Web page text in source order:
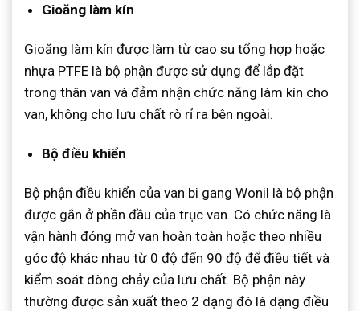
Gioăng làm kín
Gioăng làm kín được làm từ cao su tổng hợp hoặc
nhựa PTFE là bộ phận được sử dụng để lắp đặt
trong thân van và đảm nhận chức năng làm kín cho
van, không cho lưu chất rò rỉ ra bên ngoài.
Bộ điều khiển
Bộ phận điều khiển của van bi gang Wonil là bộ phận
được gắn ở phần đầu của trục van. Có chức năng là
vận hành đóng mở van hoàn toàn hoặc theo nhiều
góc độ khác nhau từ 0 độ đến 90 độ để điều tiết và
kiểm soát dòng chảy của lưu chất. Bộ phận này
thường được sản xuất theo 2 dạng đó là dạng điều